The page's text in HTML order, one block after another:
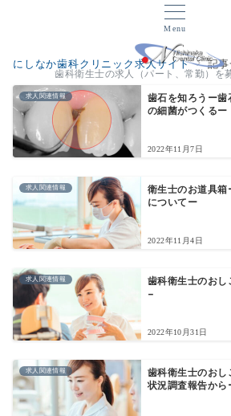
Menu
歯科衛生士の求人（パート、常勤）を
にしなか歯科クリニック求人サイト 記事
求人関連情報
歯石を知ろうー歯
の細菌がつくるー
2022年11月7日
求人関連情報
衛生士のお道具
についてー
2022年11月4日
求人関連情報
歯科衛生士のおし
−
2022年10月31日
求人関連情報
歯科衛生士のおし
状況調査報告から